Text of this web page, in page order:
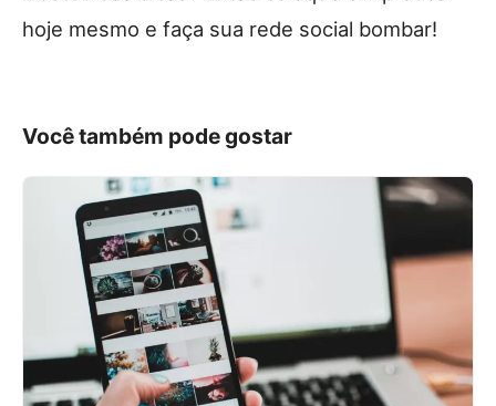
hoje mesmo e faça sua rede social bombar!
Você também pode gostar